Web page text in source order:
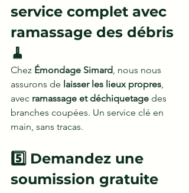
service complet avec
ramassage des débris
🧹
Chez Émondage Simard , nous nous
assurons de laisser les lieux propres
avec ramassage et déchiquetage des
branches coupées. Un service clé en
main, sans tracas.
5️⃣ Demandez une
soumission gratuite